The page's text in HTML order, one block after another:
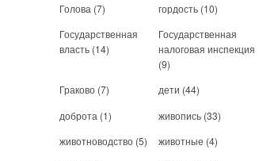
Голова (7) гордость (10)
Государственная
власть (14)
Государственная
налоговая инспекция
(9)
Граково (7) дети (44)
доброта (1) живопись (33)
животноводство (5) животные (4)